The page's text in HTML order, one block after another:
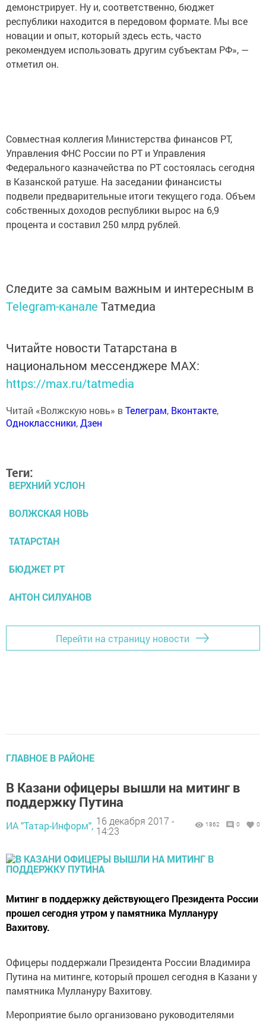
демонстрирует. Ну и, соответственно, бюджет
республики находится в передовом формате. Мы все
новации и опыт, который здесь есть, часто
рекомендуем использовать другим субъектам РФ», —
отметил он.
Совместная коллегия Министерства финансов РТ,
Управления ФНС России по РТ и Управления
Федерального казначейства по РТ состоялась сегодня
в Казанской ратуше. На заседании финансисты
подвели предварительные итоги текущего года. Объем
собственных доходов республики вырос на 6,9
процента и составил 250 млрд рублей.
Следите за самым важным и интересным в
Telegram-канале Татмедиа
Читайте новости Татарстана в
национальном мессенджере MАХ:
https://max.ru/tatmedia
Читай «Волжскую новь» вТелеграм, Вконтакте,
Одноклассники,Дзен
Теги:
ВЕРХНИЙ УСЛОН
ВОЛЖСКАЯ НОВЬ
ТАТАРСТАН
БЮДЖЕТ РТ
АНТОН СИЛУАНОВ
Перейти на страницу новости
ГЛАВНОЕ В РАЙОНЕ
В Казани офицеры вышли на митинг в
поддержку Путина
ИА "Татар-Информ", 16 декабря 2017 -
14:23
1862 0 0
Митинг в поддержку действующего Президента России
прошел сегодня утром у памятника Муллануру
Вахитову.
Офицеры поддержали Президента России Владимира
Путина на митинге, который прошел сегодня в Казани у
памятника Муллануру Вахитову.
Мероприятие было организовано руководителями